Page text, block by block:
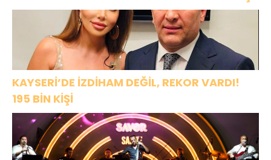
KAYSERİ’DE İZDİHAM DEĞİL, REKOR VARDI!
195 BİN KİŞİ